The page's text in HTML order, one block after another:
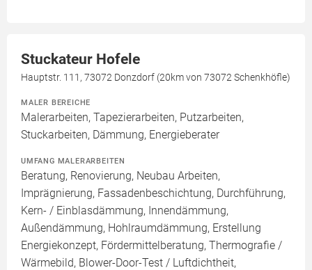
Stuckateur Hofele
Hauptstr. 111, 73072 Donzdorf (20km von 73072 Schenkhöfle)
MALER BEREICHE
Malerarbeiten, Tapezierarbeiten, Putzarbeiten,
Stuckarbeiten, Dämmung, Energieberater
UMFANG MALERARBEITEN
Beratung, Renovierung, Neubau Arbeiten,
Imprägnierung, Fassadenbeschichtung, Durchführung,
Kern- / Einblasdämmung, Innendämmung,
Außendämmung, Hohlraumdämmung, Erstellung
Energiekonzept, Fördermittelberatung, Thermografie /
Wärmebild, Blower-Door-Test / Luftdichtheit,